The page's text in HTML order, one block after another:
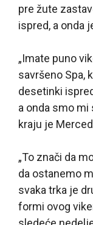
pre žute
ispred, a onda
„Imate puno
savršeno Spa,
desetinki
a onda smo mi
kraju je
„To znači da
da ostanemo
svaka trka je
formi ovog